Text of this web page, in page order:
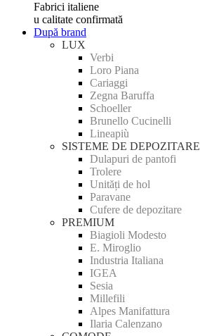
Fabrici italiene
u calitate confirmată
După brand
LUX
Verbi
Loro Piana
Cariaggi
Zegna Baruffa
Schoeller
Brunello Cucinelli
Lineapiù
SISTEME DE DEPOZITARE
Dulapuri de pantofi
Trolere
Unități de hol
Paravane
Cufere de depozitare
PREMIUM
Biagioli Modesto
E. Miroglio
Industria Italiana
IGEA
Sesia
Millefili
Alpes Manifattura
Ilaria Calenzano